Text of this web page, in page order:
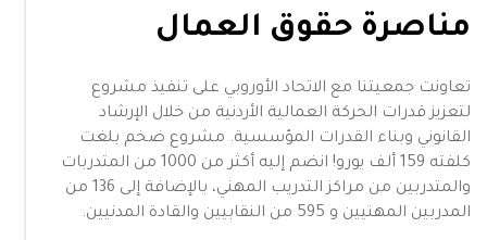
مناصرة حقوق العمال
تعاونت جمعيتنا مع الاتحاد الأوروبي على تنفيذ مشروع
لتعزيز قدرات الحركة العمالية الأردنية من خلال الإرشاد
القانوني وبناء القدرات المؤسسية. مشروع ضخم بلغت
كلفته 159 ألف يورو! انضم إليه أكثر من 1000 من المتدربات
والمتدربين من مراكز التدريب المهني، بالإضافة إلى 136 من
المدربين المهنيين و 595 من النقابيين والقادة المدنيين.